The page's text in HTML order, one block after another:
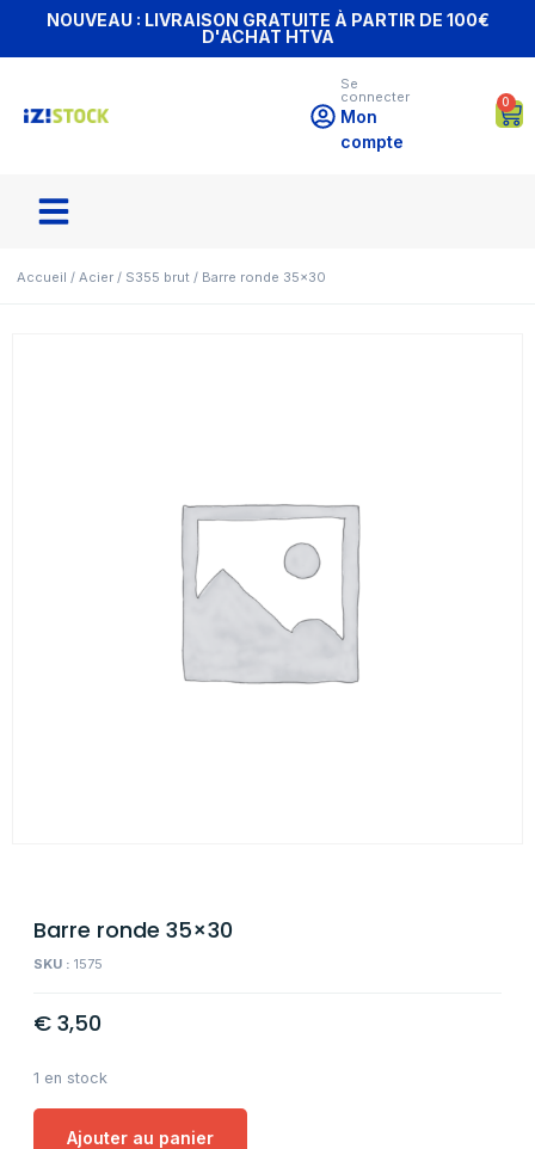
NOUVEAU : LIVRAISON GRATUITE À PARTIR DE 100€
D'ACHAT HTVA
Se
connecter
Mon
compte
0
Accueil / Acier / S355 brut / Barre ronde 35×30
Barre ronde 35×30
SKU : 1575
€ 3,50
1 en stock
Ajouter au panier